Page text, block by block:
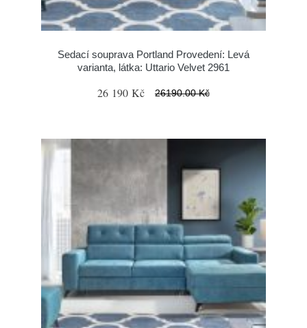
Sedací souprava Portland Provedení: Levá
varianta, látka: Uttario Velvet 2961
26 190 Kč 26190.00 Kč